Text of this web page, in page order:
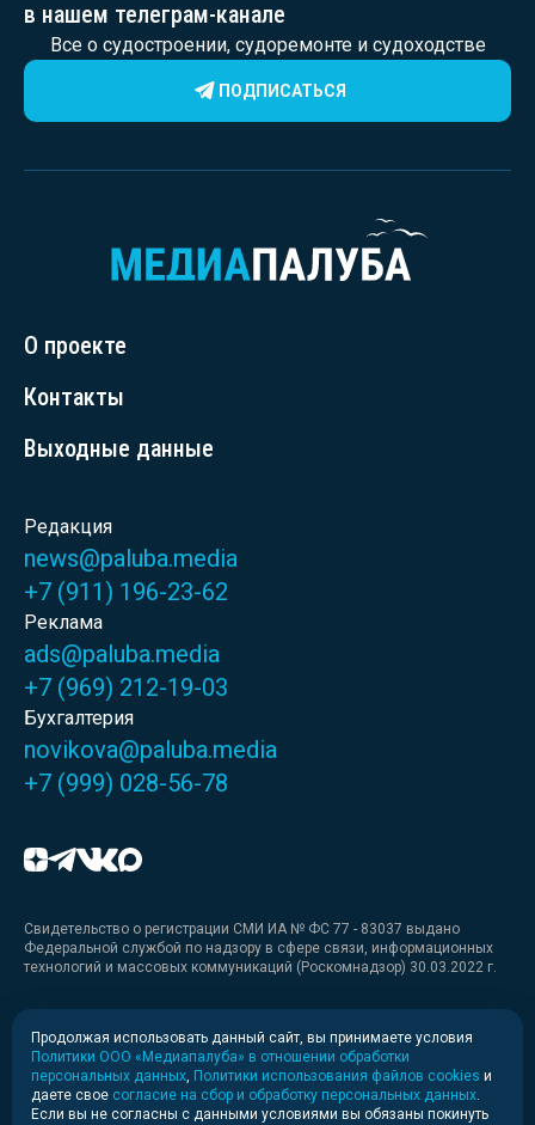
в нашем телеграм-канале
Все о судостроении, судоремонте и судоходстве
ПОДПИСАТЬСЯ
О проекте
Контакты
Выходные данные
Редакция
news@paluba.media
+7 (911) 196-23-62
Реклама
ads@paluba.media
+7 (969) 212-19-03
Бухгалтерия
novikova@paluba.media
+7 (999) 028-56-78
Свидетельство о регистрации СМИ ИА № ФС 77 - 83037 выдано
Федеральной службой по надзору в сфере связи, информационных
технологий и массовых коммуникаций (Роскомнадзор) 30.03.2022 г.
Медиакит
Медиакит для печати
Продолжая использовать данный сайт, вы принимаете условия
Политики ООО «Медиапалуба» в отношении обработки
персональных данных Политики использования файлов cookies и
даете свое согласие на сбор и обработку персональных данных
Если вы не согласны с данными условиями вы обязаны покинуть